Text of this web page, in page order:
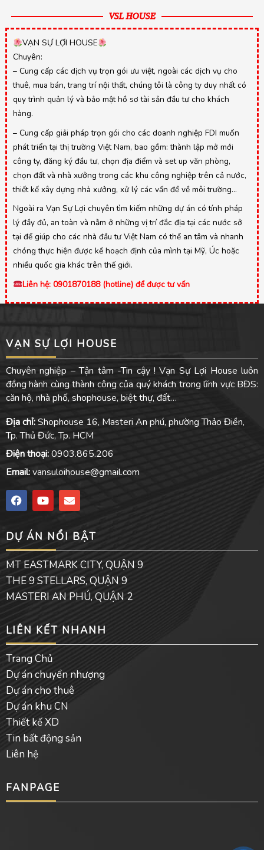
VSL HOUSE
VẠN SỰ LỢI HOUSE
Chuyên:
– Cung cấp các dịch vụ trọn gói ưu việt, ngoài các dịch vụ cho
thuê, mua bán, trang trí nội thất, chúng tôi là công ty duy nhất có
quy trình quản lý và bảo mật hồ sơ tài sản đầu tư cho khách
hàng.
– Cung cấp giải pháp trọn gói cho các doanh nghiệp FDI muốn
phát triển tại thị trường Việt Nam, bao gồm: thành lập mở mới
công ty, đăng ký đầu tư, chọn địa điểm và set up văn phòng,
chọn đất và nhà xưởng trong các khu công nghiệp trên cả nước,
thiết kế xây dựng nhà xưởng, xử lý các vấn đề về môi trường…
Ngoài ra Vạn Sự Lợi chuyên tìm kiếm những dự án có tính pháp
lý đầy đủ, an toàn và nằm ở những vị trí đắc địa tại các nước sở
tại để giúp cho các nhà đầu tư Việt Nam có thể an tâm và nhanh
chóng thực hiện được kế hoạch định của mình tại Mỹ, Úc hoặc
nhiều quốc gia khác trên thế giới.
Liên hệ: 0901870188 (hotline) để được tư vấn
VẠN SỰ LỢI HOUSE
Chuyên nghiệp – Tận tâm -Tin cậy ! Vạn Sự Lợi House luôn
đồng hành cùng thành công của quý khách trong lĩnh vực BĐS:
căn hộ, nhà phố, shophouse, biệt thự, đất…
Địa chỉ:Shophouse 16, Masteri An phú, phường Thảo Điền,
Tp. Thủ Đức, Tp. HCM
Điện thoại:0903.865.206
Email:vansuloihouse@gmail.com
F
a
b
o
o
k
Y
o
u
b
e
E
n
o
p
e
DỰ ÁN NỔI BẬT
MT EASTMARK CITY, QUẬN 9
THE 9 STELLARS, QUẬN 9
MASTERI AN PHÚ, QUẬN 2
LIÊN KẾT NHANH
Trang Chủ
Dự án chuyển nhượng
Dự án cho thuê
Dự án khu CN
Thiết kế XD
Tin bất động sản
Liên hệ
FANPAGE